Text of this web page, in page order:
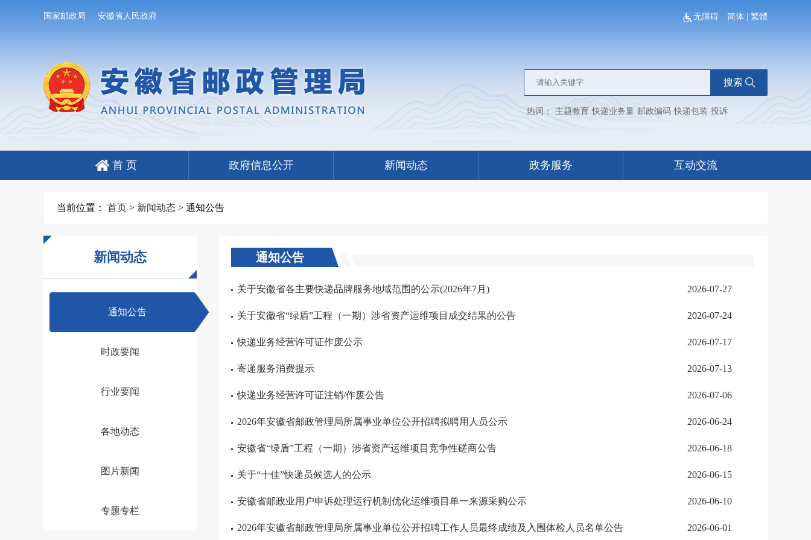
国家邮政局 安徽省人民政府 无障碍 简体 繁體
搜索
热词： 主题教育 快递业务量 邮政编码 快递包装 投诉
首 页 政府信息公开 新闻动态 政务服务 互动交流
当前位置： 首页> 新闻动态> 通知公告
新闻动态
通知公告
时政要闻
行业要闻
各地动态
图片新闻
专题专栏
通知公告
关于安徽省各主要快递品牌服务地域范围的公示(2026年7月) 2026-07-27
关于安徽省“绿盾”工程（一期）涉省资产运维项目成交结果的公告 2026-07-24
快递业务经营许可证作废公示 2026-07-17
寄递服务消费提示 2026-07-13
快递业务经营许可证注销/作废公告 2026-07-06
2026年安徽省邮政管理局所属事业单位公开招聘拟聘用人员公示 2026-06-24
安徽省“绿盾”工程（一期）涉省资产运维项目竞争性磋商公告 2026-06-18
关于“十佳”快递员候选人的公示 2026-06-15
安徽省邮政业用户申诉处理运行机制优化运维项目单一来源采购公示 2026-06-10
2026年安徽省邮政管理局所属事业单位公开招聘工作人员最终成绩及入围体检人员名单公告 2026-06-01